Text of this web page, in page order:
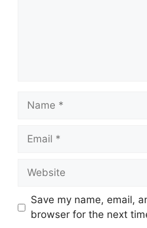
Name
Email
Website
Save my name, email,
browser for the next